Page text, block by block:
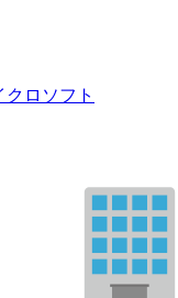
クロソフト